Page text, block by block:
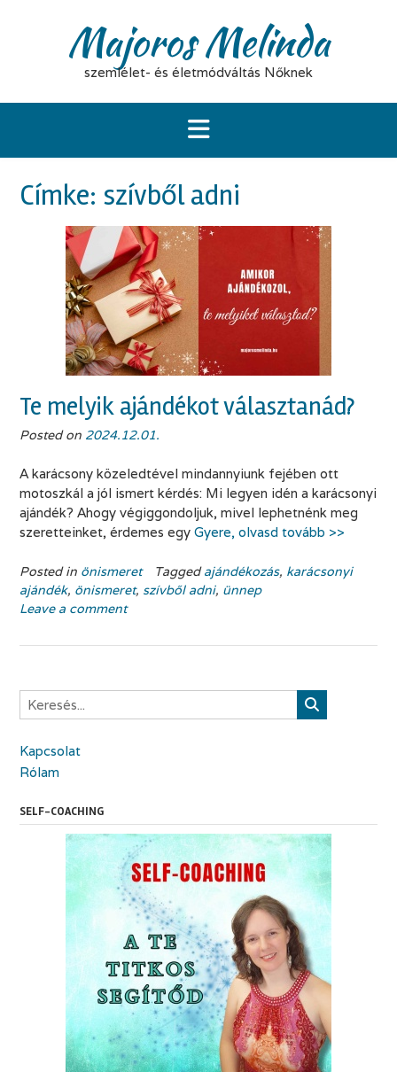
o
Majoros Melinda
szemlélet- és életmódváltás Nőknek
Címke: szívből adni
Te melyik ajándékot választanád?
Posted on 2024.12.01.
A karácsony közeledtével mindannyiunk fejében ott
motoszkál a jól ismert kérdés: Mi legyen idén a karácsonyi
ajándék? Ahogy végiggondoljuk, mivel lephetnénk meg
szeretteinket, érdemes egy Gyere, olvasd tovább >>
Posted in önismeret Taggedajándékozás, karácsonyi
ajándék, önismeret, szívből adni, ünnep
Leave a comment
Kapcsolat
Rólam
SELF-COACHING